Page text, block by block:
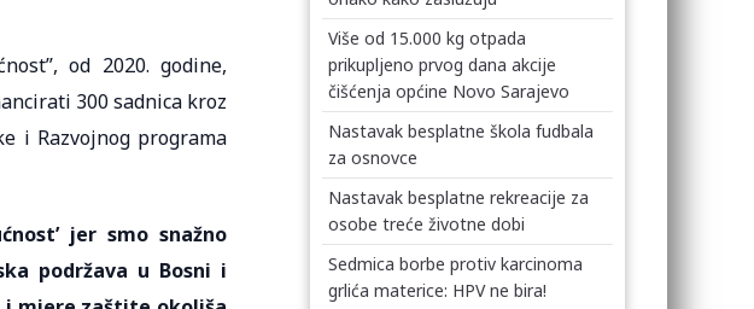
od 2020. godine,
300 sadnica kroz
i Razvojnog programa
jer smo snažno
podržava u Bosni i
Više od 15.000 kg otpada
prikupljeno prvog dana akcije
čišćenja općine Novo Sarajevo
Nastavak besplatne škola fudbala
za osnovce
Nastavak besplatne rekreacije za
osobe treće životne dobi
Sedmica borbe protiv karcinoma
grlića materice: HPV ne bira!